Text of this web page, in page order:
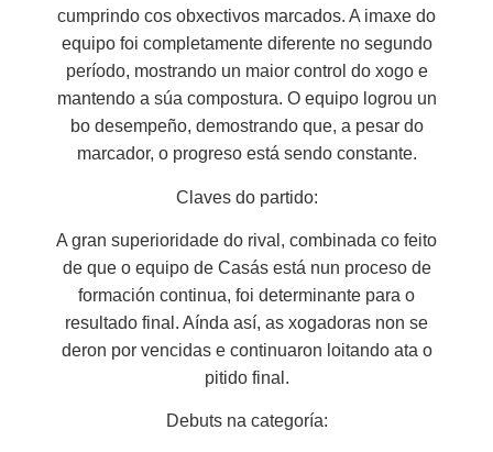
cumprindo cos obxectivos marcados. A imaxe do
equipo foi completamente diferente no segundo
período, mostrando un maior control do xogo e
mantendo a súa compostura. O equipo logrou un
bo desempeño, demostrando que, a pesar do
marcador, o progreso está sendo constante.
Claves do partido:
A gran superioridade do rival, combinada co feito
de que o equipo de Casás está nun proceso de
formación continua, foi determinante para o
resultado final. Aínda así, as xogadoras non se
deron por vencidas e continuaron loitando ata o
pitido final.
Debuts na categoría: